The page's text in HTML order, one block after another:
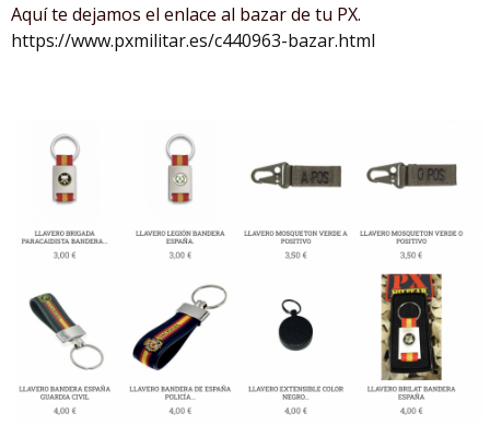
Aquí te dejamos el enlace al bazar de tu PX.
https://www.pxmilitar.es/c440963-bazar.html